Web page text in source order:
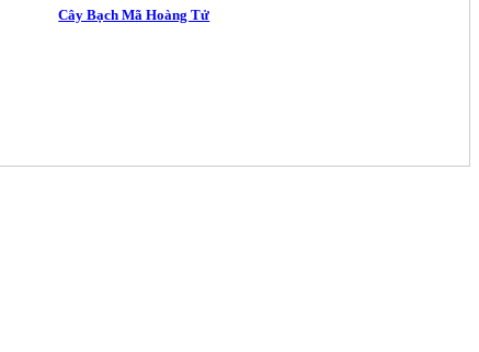
Cây Bạch Mã Hoàng Tử